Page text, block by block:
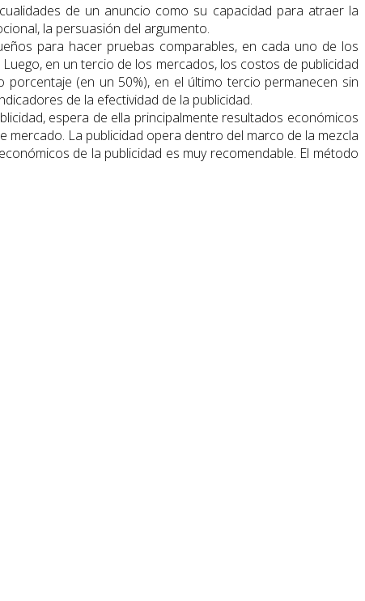
de un anuncio como su capacidad para atraer la
la persuasión del argumento.
para hacer pruebas comparables, en cada uno de los
en un tercio de los mercados, los costos de publicidad
(en un 50%), en el último tercio permanecen sin
de la efectividad de la publicidad.
espera de ella principalmente resultados económicos
mercado. La publicidad opera dentro del marco de la mezcla
de la publicidad es muy recomendable. El método